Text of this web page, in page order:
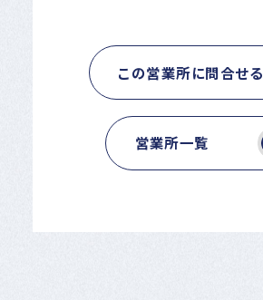
この営業所に問合せる
営業所一覧